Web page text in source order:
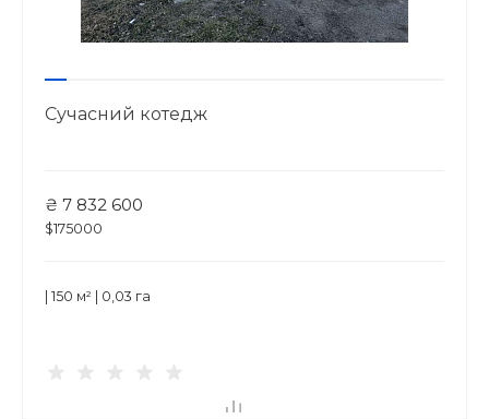
Сучасний котедж
₴ 7 832 600
$175000
| 150 м² | 0,03 га